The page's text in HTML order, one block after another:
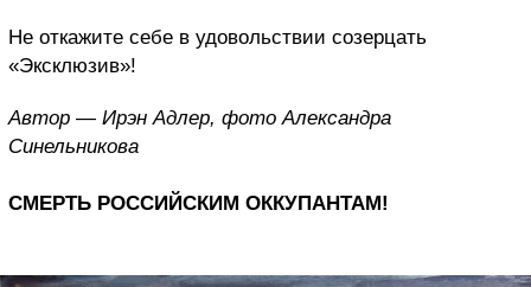
Не откажите себе в удовольствии созерцать
«Эксклюзив»!
Автор — Ирэн Адлер, фото Александра
Синельникова
СМЕРТЬ РОССИЙСКИМ ОККУПАНТАМ!